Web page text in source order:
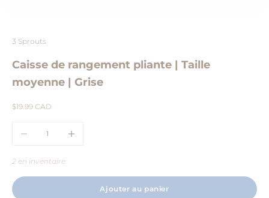
3 Sprouts
Caisse de rangement pliante | Taille
moyenne | Grise
Prix de vente
$19.99 CAD
2 en inventaire
Ajouter au panier